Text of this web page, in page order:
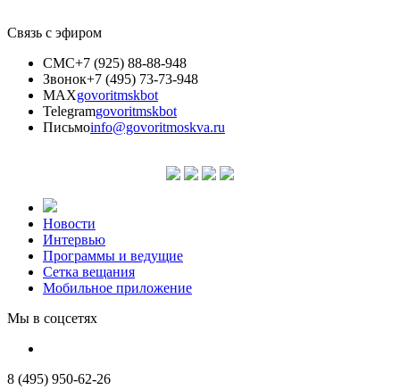
Связь с эфиром
СМС+7 (925) 88-88-948
Звонок+7 (495) 73-73-948
MAXgovoritmskbot
Telegramgovoritmskbot
Письмоinfo@govoritmoskva.ru
Новости
Интервью
Программы и ведущие
Сетка вещания
Мобильное приложение
Мы в соцсетях
8 (495) 950-62-26